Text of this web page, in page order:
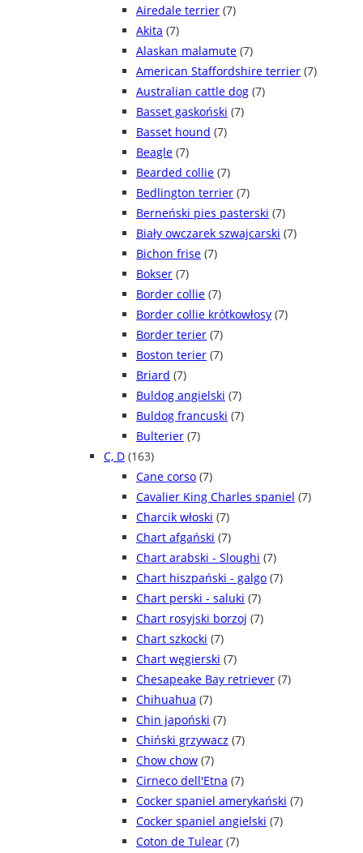
Airedale terrier (7)
Akita (7)
Alaskan malamute (7)
American Staffordshire terrier (7)
Australian cattle dog (7)
Basset gaskoński (7)
Basset hound (7)
Beagle (7)
Bearded collie (7)
Bedlington terrier (7)
Berneński pies pasterski (7)
Biały owczarek szwajcarski (7)
Bichon frise (7)
Bokser (7)
Border collie (7)
Border collie krótkowłosy (7)
Border terier (7)
Boston terier (7)
Briard (7)
Buldog angielski (7)
Buldog francuski (7)
Bulterier (7)
C, D (163)
Cane corso (7)
Cavalier King Charles spaniel (7)
Charcik włoski (7)
Chart afgański (7)
Chart arabski - Sloughi (7)
Chart hiszpański - galgo (7)
Chart perski - saluki (7)
Chart rosyjski borzoj (7)
Chart szkocki (7)
Chart węgierski (7)
Chesapeake Bay retriever (7)
Chihuahua (7)
Chin japoński (7)
Chiński grzywacz (7)
Chow chow (7)
Cirneco dell'Etna (7)
Cocker spaniel amerykański (7)
Cocker spaniel angielski (7)
Coton de Tulear (7)